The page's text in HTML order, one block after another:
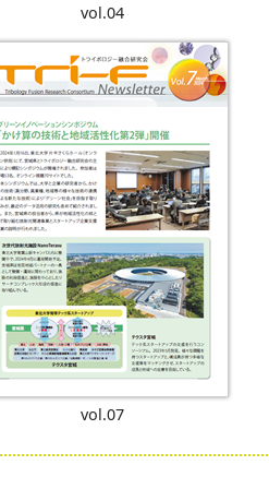
vol.04
vol.07